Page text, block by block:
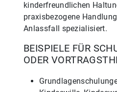
kinderfreundlichen
praxisbezogene
Anlassfall spezialisiert.
BEISPIELE FÜR
ODER